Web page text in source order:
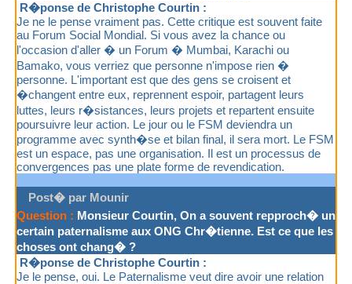
R�ponse de Christophe Courtin :
Je ne le pense vraiment pas. Cette critique est souvent faite
au Forum Social Mondial. Si vous avez la chance ou
l'occasion d'aller � un Forum � Mumbai, Karachi ou
Bamako, vous verriez que personne n'impose rien �
personne. L'important est que des gens se croisent et
�changent entre eux, reprennent espoir, partagent leurs
luttes, leurs r�sistances, leurs projets et repartent ensuite
poursuivre leur action. Le jour ou le FSM deviendra un
programme avec synth�se et bilan final, il sera mort. Le FSM
est un espace, pas une organisation. Il est un processus de
convergences pas une plate forme de revendication.
Post� par Mounir
Question : Monsieur Courtin, On a souvent repproch� un
certain paternalisme aux ONG Chr�tienne. Est ce que les
choses ont chang� ?
R�ponse de Christophe Courtin :
Je le pense, oui. Le Paternalisme veut dire avoir une relation